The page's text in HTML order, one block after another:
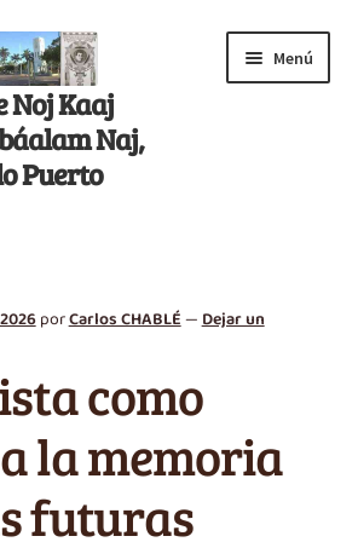
Noj Kaaj
Naj,
Puerto
Menú
porCarlos CHABLÉ—Dejar un
como
la memoria
futuras